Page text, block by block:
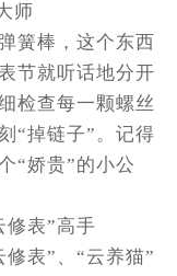
师
棒，这个东西
节就听话地分开
检查每一颗螺丝
“掉链子”。记得
“娇贵”的小公
表”高手
表”、“云养猫”